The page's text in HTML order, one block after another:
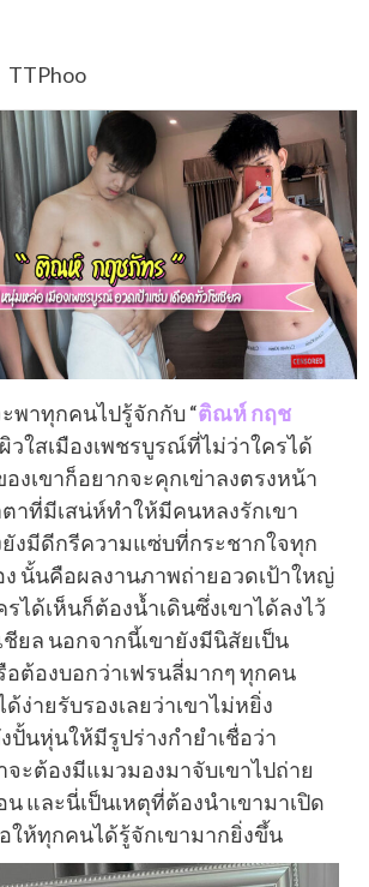
TTPhoo
พาทุกคนไปรู้จักกับ “ติณห์ กฤช
วใสเมืองเพชรบูรณ์ที่ไม่ว่าใครได้
งเขาก็อยากจะคุกเข่าลงตรงหน้า
าที่มีเสน่ห์ทำให้มีคนหลงรักเขา
ยังมีดีกรีความแซ่บที่กระชากใจทุก
นั้นคือผลงานภาพถ่ายอวดเป้าใหญ่
ได้เห็นก็ต้องน้ำเดินซึ่งเขาได้ลงไว้
ยล นอกจากนี้เขายังมีนิสัยเป็น
อต้องบอกว่าเฟรนลี่มากๆ ทุกคน
ง่ายรับรองเลยว่าเขาไม่หยิ่ง
ปั้นหุ่นให้มีรูปร่างกำยำเชื่อว่า
ะต้องมีแมวมองมาจับเขาไปถ่าย
และนี่เป็นเหตุที่ต้องนำเขามาเปิด
ให้ทุกคนได้รู้จักเขามากยิ่งขึ้น